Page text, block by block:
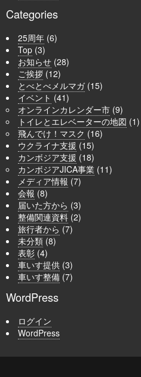
Categories
25周年 (6)
Top (3)
お知らせ (28)
ご挨拶 (12)
とべとべメルマガ(15)
イベント (41)
オンラインカレンダー市 (9)
トイレとエレベーターの地図 (1)
飛んでけ！マスク (16)
ウクライナ支援 (15)
カンボジア支援 (18)
カンボジアJICA事業 (11)
メディア情報 (7)
会報 (8)
届いた方から (3)
整備関連資料 (2)
旅行者から (7)
未分類 (8)
表彰 (4)
車いす提供 (3)
車いす整備 (7)
WordPress
ログイン
WordPress